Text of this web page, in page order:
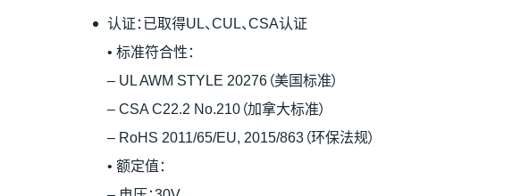
认证：已取得UL、CUL、CSA认证
• 标准符合性：
– UL AWM STYLE 20276（美国标准）
– CSA C22.2 No.210（加拿大标准）
– RoHS 2011/65/EU, 2015/863（环保法规）
• 额定值：